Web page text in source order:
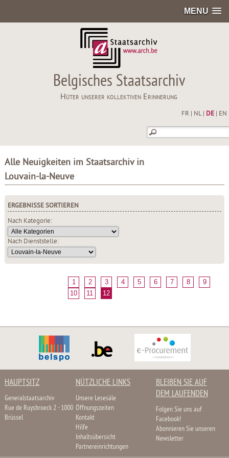
MENU
Belgisches Staatsarchiv
Hüter unserer kollektiven Erinnerung
FR NL| DE| EN
Alle Neuigkeiten im Staatsarchiv in
Louvain-la-Neuve
ERGEBNISSE SORTIEREN
Nach Kategorie:
Nach Dienststelle:
1 2 3 4 5 6 7 8
9
10
11 12
HAUPTSITZ
Generalstaatsarchiv
Rue de Ruysbroeck 2 - 1000
Brüssel
NÜTZLICHE LINKS
Unsere Lesesäle
Öffnungszeiten
Kontakt
Hilfe
Inhaltsübersicht
Partnereinrichtungen
BLEIBEN SIE AUF
DEM LAUFENDEN
Folgen Sie uns auf
Facebook!
Abonnieren Sie unseren
Newsletter